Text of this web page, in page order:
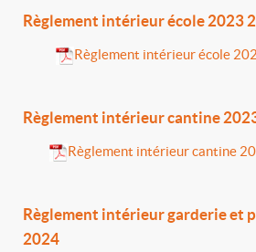
Règlement intérieur école 2023
Règlement intérieur école
Règlement intérieur cantine
Règlement intérieur cantine
Règlement intérieur garderie et
2024